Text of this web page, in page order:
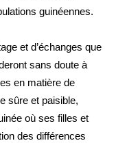
guinéennes.
et d’échanges que
sans doute à
en matière de
sûre et paisible,
où ses filles et
des différences